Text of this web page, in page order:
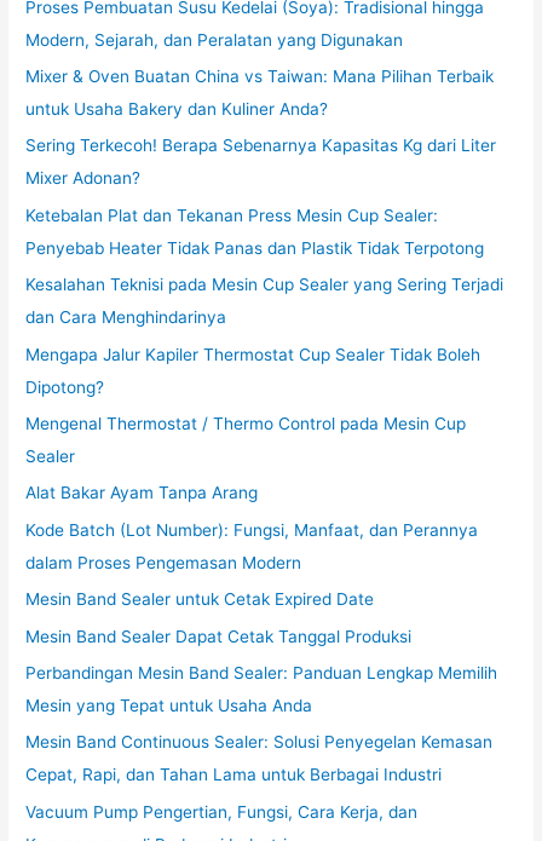
Proses Pembuatan Susu Kedelai (Soya): Tradisional hingga
Modern, Sejarah, dan Peralatan yang Digunakan
Mixer & Oven Buatan China vs Taiwan: Mana Pilihan Terbaik
untuk Usaha Bakery dan Kuliner Anda?
Sering Terkecoh! Berapa Sebenarnya Kapasitas Kg dari Liter
Mixer Adonan?
Ketebalan Plat dan Tekanan Press Mesin Cup Sealer:
Penyebab Heater Tidak Panas dan Plastik Tidak Terpotong
Kesalahan Teknisi pada Mesin Cup Sealer yang Sering Terjadi
dan Cara Menghindarinya
Mengapa Jalur Kapiler Thermostat Cup Sealer Tidak Boleh
Dipotong?
Mengenal Thermostat / Thermo Control pada Mesin Cup
Sealer
Alat Bakar Ayam Tanpa Arang
Kode Batch (Lot Number): Fungsi, Manfaat, dan Perannya
dalam Proses Pengemasan Modern
Mesin Band Sealer untuk Cetak Expired Date
Mesin Band Sealer Dapat Cetak Tanggal Produksi
Perbandingan Mesin Band Sealer: Panduan Lengkap Memilih
Mesin yang Tepat untuk Usaha Anda
Mesin Band Continuous Sealer: Solusi Penyegelan Kemasan
Cepat, Rapi, dan Tahan Lama untuk Berbagai Industri
Vacuum Pump Pengertian, Fungsi, Cara Kerja, dan